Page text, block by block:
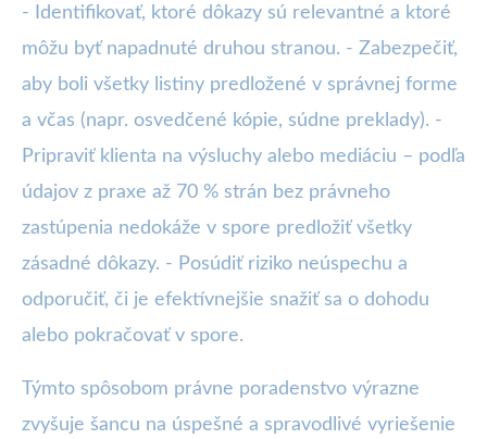
- Identifikovať, ktoré dôkazy sú relevantné a ktoré
môžu byť napadnuté druhou stranou. - Zabezpečiť,
aby boli všetky listiny predložené v správnej forme
a včas (napr. osvedčené kópie, súdne preklady). -
Pripraviť klienta na výsluchy alebo mediáciu – podľa
údajov z praxe až 70 % strán bez právneho
zastúpenia nedokáže v spore predložiť všetky
zásadné dôkazy. - Posúdiť riziko neúspechu a
odporučiť, či je efektívnejšie snažiť sa o dohodu
alebo pokračovať v spore.
Týmto spôsobom právne poradenstvo výrazne
zvyšuje šancu na úspešné a spravodlivé vyriešenie